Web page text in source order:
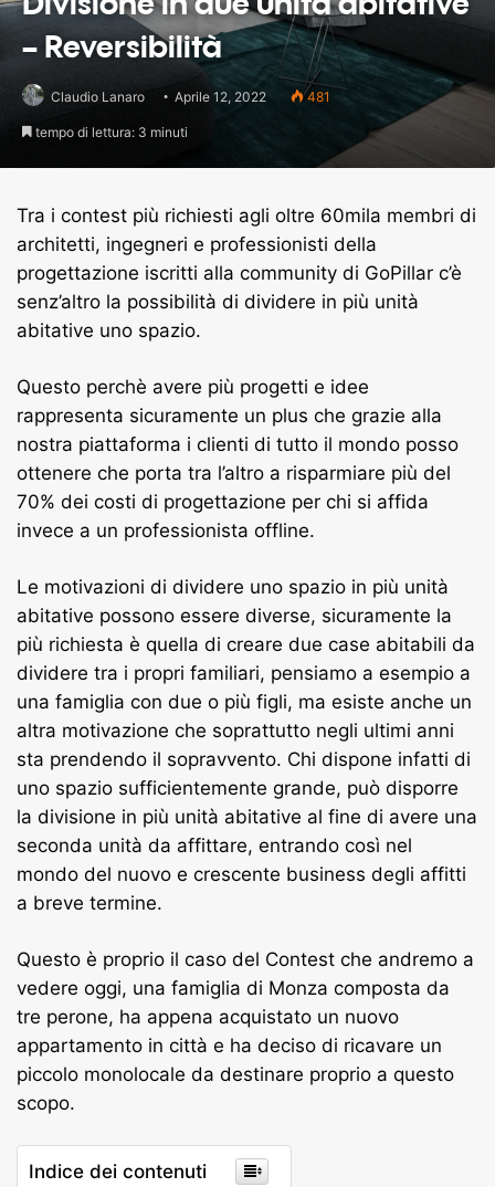
– Reversibilità
Claudio Lanaro Aprile 12, 2022 481
tempo di lettura: 3 minuti
Tra i contest più richiesti agli oltre 60mila membri di
architetti, ingegneri e professionisti della
progettazione iscritti alla community di GoPillar c’è
senz’altro la possibilità di dividere in più unità
abitative uno spazio.
Questo perchè avere più progetti e idee
rappresenta sicuramente un plus che grazie alla
nostra piattaforma i clienti di tutto il mondo posso
ottenere che porta tra l’altro a risparmiare più del
70% dei costi di progettazione per chi si affida
invece a un professionista offline.
Le motivazioni di dividere uno spazio in più unità
abitative possono essere diverse, sicuramente la
più richiesta è quella di creare due case abitabili da
dividere tra i propri familiari, pensiamo a esempio a
una famiglia con due o più figli, ma esiste anche un
altra motivazione che soprattutto negli ultimi anni
sta prendendo il sopravvento. Chi dispone infatti di
uno spazio sufficientemente grande, può disporre
la divisione in più unità abitative al fine di avere una
seconda unità da affittare, entrando così nel
mondo del nuovo e crescente business degli affitti
a breve termine.
Questo è proprio il caso del Contest che andremo a
vedere oggi, una famiglia di Monza composta da
tre perone, ha appena acquistato un nuovo
appartamento in città e ha deciso di ricavare un
piccolo monolocale da destinare proprio a questo
scopo.
Indice dei contenuti